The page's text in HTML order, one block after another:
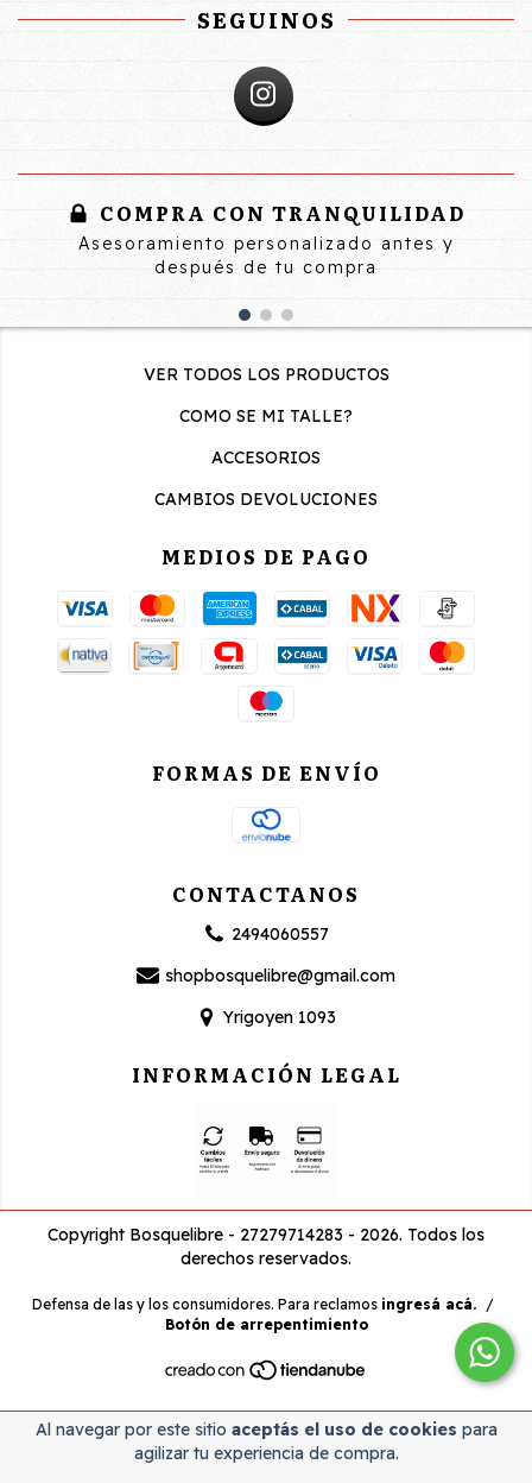
Al navegar por este sitio aceptás el uso de cookies para
agilizar tu experiencia de compra.
SEGUINOS
COMPRA CON TRANQUILIDAD
Asesoramiento personalizado antes y
después de tu compra
VER TODOS LOS PRODUCTOS
COMO SE MI TALLE?
ACCESORIOS
CAMBIOS DEVOLUCIONES
MEDIOS DE PAGO
FORMAS DE ENVÍO
CONTACTANOS
2494060557
shopbosquelibre@gmail.com
Yrigoyen 1093
INFORMACIÓN LEGAL
Copyright Bosquelibre - 27279714283 - 2026. Todos los
derechos reservados.
Defensa de las y los consumidores. Para reclamos ingresá acá. /
Botón de arrepentimiento